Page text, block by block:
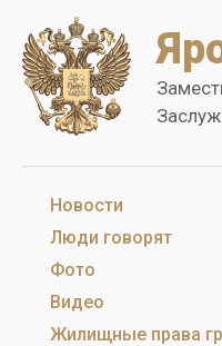
Новости
Люди говорят
Фото
Видео
Жилищные права